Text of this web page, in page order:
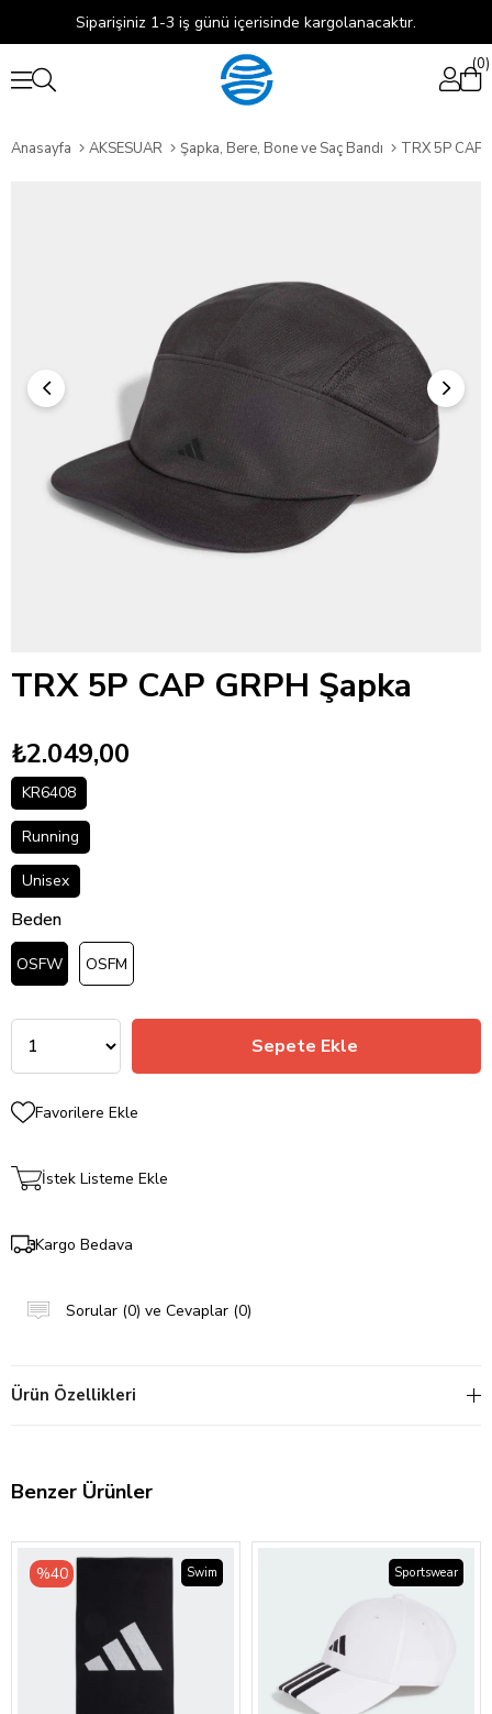
Siparişiniz 1-3 iş günü içerisinde kargolanacaktır.
0
Anasayfa AKSESUAR Şapka, Bere, Bone ve Saç Bandı TRX 5P CAP
TRX 5P CAP GRPH Şapka
₺2.049,00
KR6408
Running
Unisex
Beden
OSFW OSFM
Favorilere Ekle
İstek Listeme Ekle
Kargo Bedava
Sorular (0) ve Cevaplar (0)
Ürün Özellikleri
Benzer Ürünler
%40 Swim Sportswear